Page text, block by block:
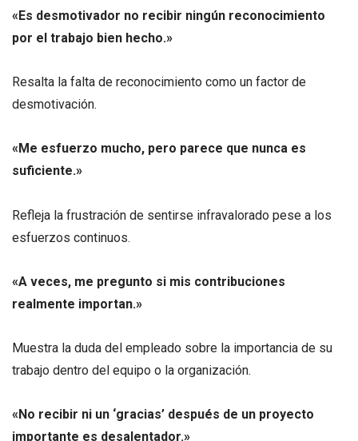
«Es desmotivador no recibir ningún reconocimiento
por el trabajo bien hecho.»
Resalta la falta de reconocimiento como un factor de
desmotivación.
«Me esfuerzo mucho, pero parece que nunca es
suficiente.»
Refleja la frustración de sentirse infravalorado pese a los
esfuerzos continuos.
«A veces, me pregunto si mis contribuciones
realmente importan.»
Muestra la duda del empleado sobre la importancia de su
trabajo dentro del equipo o la organización.
«No recibir ni un ‘gracias’ después de un proyecto
importante es desalentador.»